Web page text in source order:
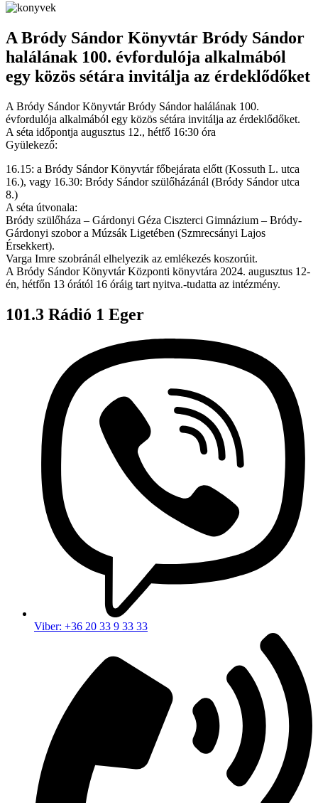
A Bródy Sándor Könyvtár Bródy Sándor
halálának 100. évfordulója alkalmából
egy közös sétára invitálja az érdeklődőket
A Bródy Sándor Könyvtár Bródy Sándor halálának 100.
évfordulója alkalmából egy közös sétára invitálja az érdeklődőket.
A séta időpontja augusztus 12., hétfő 16:30 óra
Gyülekező:
16.15: a Bródy Sándor Könyvtár főbejárata előtt (Kossuth L. utca
16.), vagy 16.30: Bródy Sándor szülőházánál (Bródy Sándor utca
8.)
A séta útvonala:
Bródy szülőháza – Gárdonyi Géza Ciszterci Gimnázium – Bródy-
Gárdonyi szobor a Múzsák Ligetében (Szmrecsányi Lajos
Érsekkert).
Varga Imre szobránál elhelyezik az emlékezés koszorúit.
A Bródy Sándor Könyvtár Központi könyvtára 2024. augusztus 12-
én, hétfőn 13 órától 16 óráig tart nyitva.-tudatta az intézmény.
101.3 Rádió 1 Eger
Viber: +36 20 33 9 33 33